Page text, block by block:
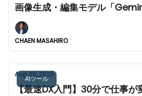
画像生成・編集モデル「
公開。使い方、性能、活用事例
コツを徹底解説。
CHAEN MASAHIRO
AIツール
Aug 26, 2025
【最速DX入門】30分で仕事